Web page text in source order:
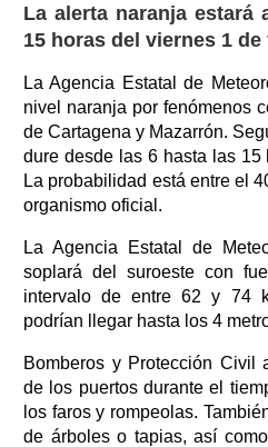
La alerta naranja estará
15 horas del viernes 1 de
La Agencia Estatal de
nivel naranja por fenómenos
de Cartagena y Mazarrón.
dure desde las 6 hasta las
La probabilidad está entre el
organismo oficial.
La Agencia Estatal de
soplará del suroeste con
intervalo de entre 62 y 74
podrían llegar hasta los 4
Bomberos y Protección Civil
de los puertos durante el
los faros y rompeolas.
de árboles o tapias, así